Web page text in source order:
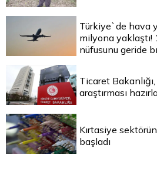
Türkiye`de hava
milyona
nüfusunu geride
Ticaret
araştırması
Kırtasiye
başladı